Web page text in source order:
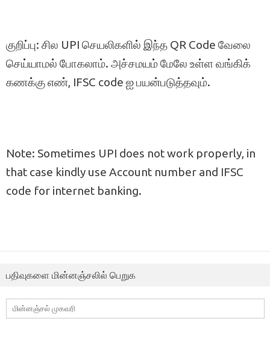
குறிப்பு: சில UPI செயலிகளில் இந்த QR Code வேலை
செய்யாமல் போகலாம். அச்சமயம் மேலே உள்ள வங்கிக்
கணக்கு எண், IFSC code ஐ பயன்படுத்தவும்.
Note: Sometimes UPI does not work properly, in
that case kindly use Account number and IFSC
code for internet banking.
பதிவுகளை மின்னஞ்சலில் பெறுக
மின்னஞ்சல்
முகவரி